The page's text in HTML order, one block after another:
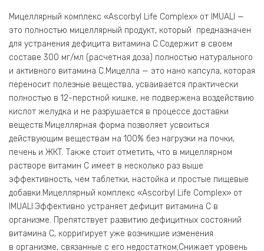
Мицеллярный комплекс «Ascorbyl Life Complex» от IMUALI —
это полностью мицеллярный продукт, который предназначен
для устранения дефицита витамина С.Содержит в своем
составе 300 мг/мл (расчетная доза) полностью натурального
и активного витамина С.Мицелла — это нано капсула, которая
переносит полезные вещества, усваивается практически
полностью в 12-перстной кишке, не подвержена воздействию
кислот желудка и не разрушается в процессе доставки
веществ.Мицеллярная форма позволяет усвоиться
действующим веществам на 100% без нагрузки на почки,
печень и ЖКТ. Также стоит отметить, что в мицеллярном
растворе витамин С имеет в несколько раз выше
эффективность, чем таблетки, настойка и простые пищевые
добавки.Мицеллярный комплекс «Ascorbyl Life Complex» от
IMUALI:Эффективно устраняет дефицит витамина С в
организме. Препятствует развитию дефицитных состояний
витамина С, корригирует уже возникшие изменения
в организме, связанные с его недостатком;Снижает уровень